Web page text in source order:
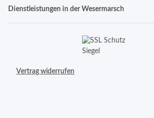
Dienstleistungen in der Wesermarsch
Vertrag widerrufen